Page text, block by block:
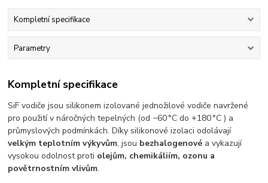
Kompletní specifikace
Parametry
Kompletní specifikace
SiF vodiče jsou silikonem izolované jednožilové vodiče navržené
pro použití v náročných tepelných (od −60 °C do +180 °C ) a
průmyslových podmínkách. Díky silikonové izolaci odolávají
velkým teplotním výkyvům, jsou bezhalogenové a vykazují
vysokou odolnost proti olejům, chemikáliím, ozonu a
povětrnostním vlivům.